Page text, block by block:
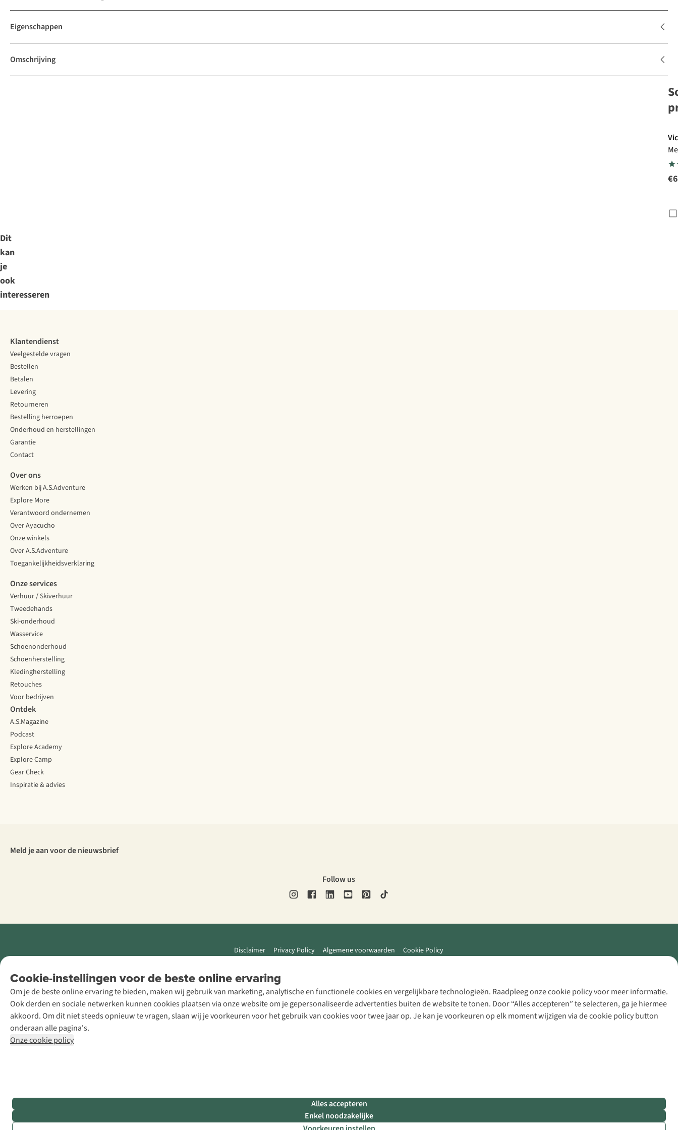
Eigenschappen
Omschrijving
Dit
kan
je
ook
interesseren
Cookie-instellingen voor de beste online ervaring
Om je de beste online ervaring te bieden, maken wij gebruik van marketing, analytische en functionele cookies en vergelijkbare technologieën. Raadpleeg onze cookie policy voor meer informatie.
Ook derden en sociale netwerken kunnen cookies plaatsen via onze website om je gepersonaliseerde advertenties buiten de website te tonen. Door “Alles accepteren” te selecteren, ga je hiermee
akkoord. Om dit niet steeds opnieuw te vragen, slaan wij je voorkeuren voor het gebruik van cookies voor twee jaar op. Je kan je voorkeuren op elk moment wijzigen via de cookie policy button
onderaan alle pagina's.
Onze cookie policy
Alles accepteren
Enkel noodzakelijke
Klantendienst
Veelgestelde vragen
Bestellen
Betalen
Levering
Retourneren
Bestelling herroepen
Onderhoud en herstellingen
Garantie
Contact
Over ons
Werken bij A.S.Adventure
Explore More
Verantwoord ondernemen
Over Ayacucho
Onze winkels
Over A.S.Adventure
Toegankelijkheidsverklaring
Onze services
Verhuur / Skiverhuur
Tweedehands
Ski-onderhoud
Wasservice
Schoenonderhoud
Schoenherstelling
Kledingherstelling
Retouches
Voor bedrijven
Ontdek
A.S.Magazine
Podcast
Explore Academy
Explore Camp
Gear Check
Inspiratie & advies
Meld je aan voor de nieuwsbrief
Follow us
Disclaimer Privacy Policy Algemene voorwaarden Cookie Policy
Retail Concepts
NV,
Smallandlaan
9, B-2660
Hoboken
+32 (0)3 828
30 15